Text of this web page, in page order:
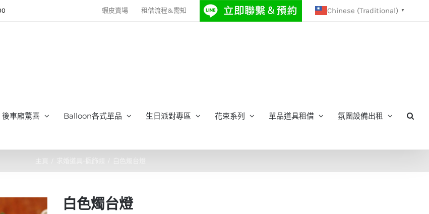
蝦皮賣場 租借流程&需知 Chinese (Traditional) ▼
後車廂驚喜 Balloon各式單品 生日派對專區 花束系列 單品道具租借 氛圍設備出租
求婚道具-擺飾類
白色燭台燈